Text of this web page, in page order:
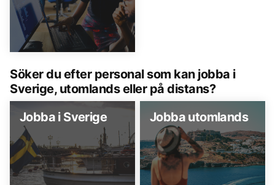
Söker du efter personal som kan jobba i
Sverige, utomlands eller på distans?
Jobba i Sverige
Jobba utomlands